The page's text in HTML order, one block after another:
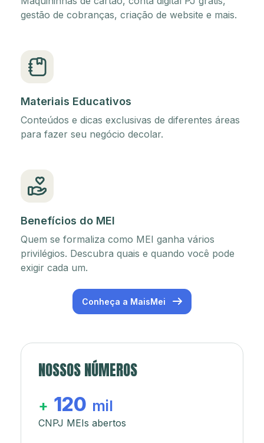
gestão de cobranças, criação de website e mais.
Materiais Educativos
Conteúdos e dicas exclusivas de diferentes áreas
para fazer seu negócio decolar.
Benefícios do MEI
Quem se formaliza como MEI ganha vários
privilégios. Descubra quais e quando você pode
exigir cada um.
Conheça a MaisMei
NOSSOS NÚMEROS
+ 120 mil
CNPJ MEIs abertos